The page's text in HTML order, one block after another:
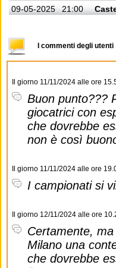
09-05-2025
21:00
I commenti degli utenti
Il giorno 11/11/2024 alle ore
Buon punto???
giocatrici con
che dovrebbe
non è così
Il giorno 11/11/2024 alle ore
I campionati si
Il giorno 12/11/2024 alle ore
Certamente,
Milano una
che dovrebbe